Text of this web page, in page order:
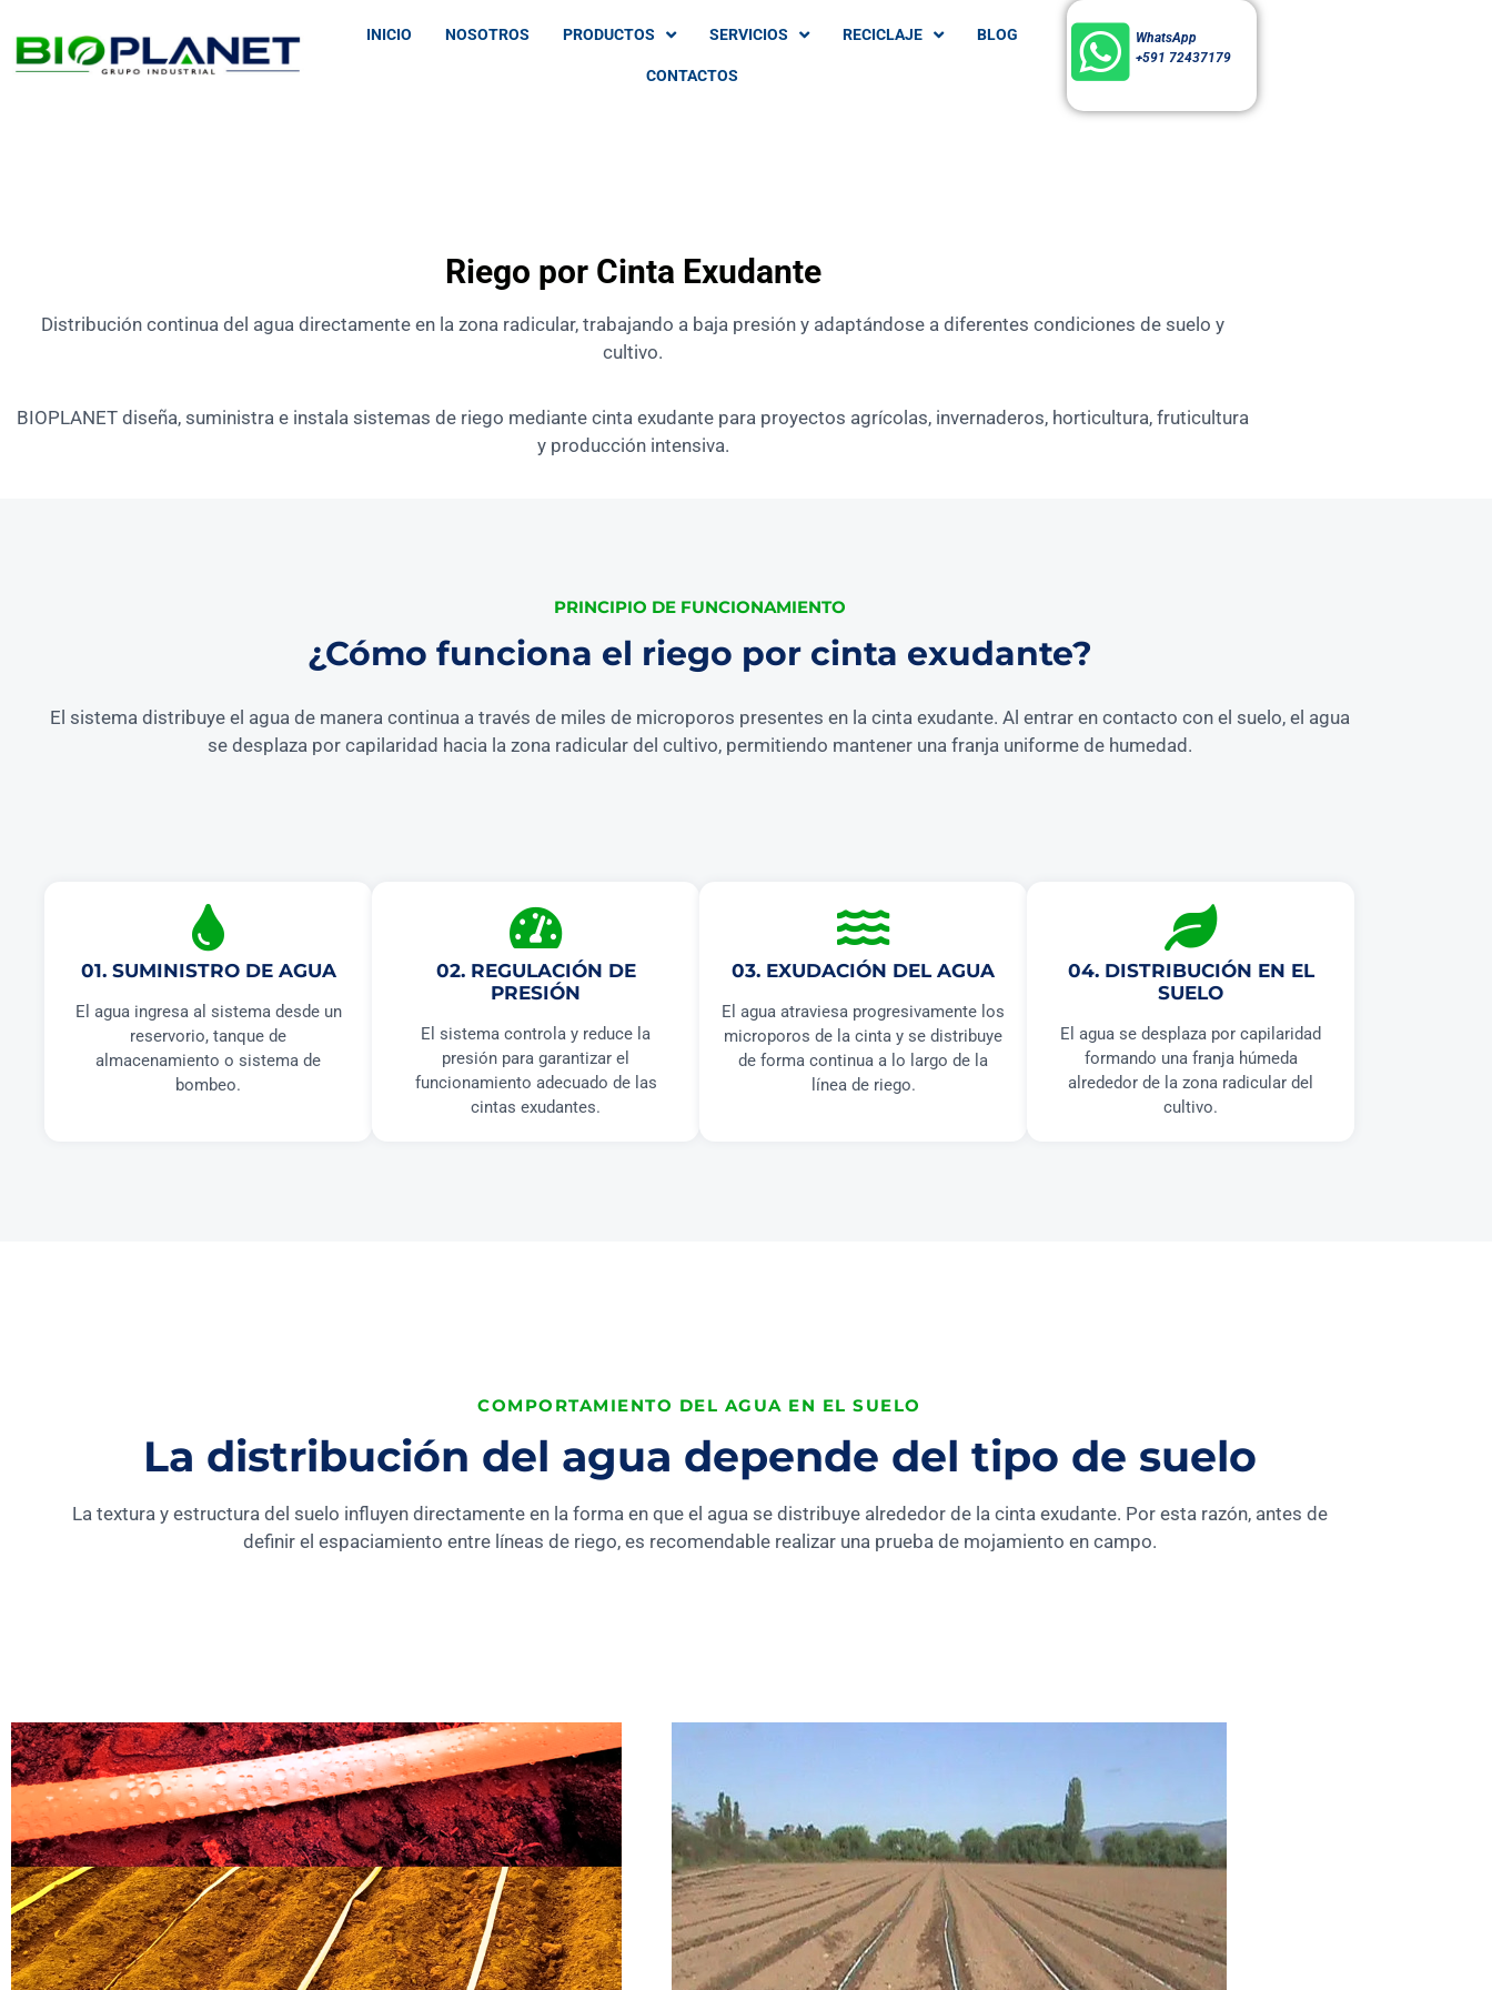
INICIO NOSOTROS PRODUCTOS SERVICIOS RECICLAJE BLOG
CONTACTOS
WhatsApp
+591 72437179
Riego por Cinta Exudante
Distribución continua del agua directamente en la zona radicular, trabajando a baja presión y adaptándose a diferentes condiciones de suelo y
cultivo.
BIOPLANET diseña, suministra e instala sistemas de riego mediante cinta exudante para proyectos agrícolas, invernaderos, horticultura, fruticultura
y producción intensiva.
PRINCIPIO DE FUNCIONAMIENTO
¿Cómo funciona el riego por cinta exudante?
El sistema distribuye el agua de manera continua a través de miles de microporos presentes en la cinta exudante. Al entrar en contacto con el suelo, el agua
se desplaza por capilaridad hacia la zona radicular del cultivo, permitiendo mantener una franja uniforme de humedad.
01. SUMINISTRO DE AGUA
El agua ingresa al sistema desde un
reservorio, tanque de
almacenamiento o sistema de
bombeo.
02. REGULACIÓN DE
PRESIÓN
El sistema controla y reduce la
presión para garantizar el
funcionamiento adecuado de las
cintas exudantes.
03. EXUDACIÓN DEL AGUA
El agua atraviesa progresivamente los
microporos de la cinta y se distribuye
de forma continua a lo largo de la
línea de riego.
04. DISTRIBUCIÓN EN EL
SUELO
El agua se desplaza por capilaridad
formando una franja húmeda
alrededor de la zona radicular del
cultivo.
COMPORTAMIENTO DEL AGUA EN EL SUELO
La distribución del agua depende del tipo de suelo
La textura y estructura del suelo influyen directamente en la forma en que el agua se distribuye alrededor de la cinta exudante. Por esta razón, antes de
definir el espaciamiento entre líneas de riego, es recomendable realizar una prueba de mojamiento en campo.